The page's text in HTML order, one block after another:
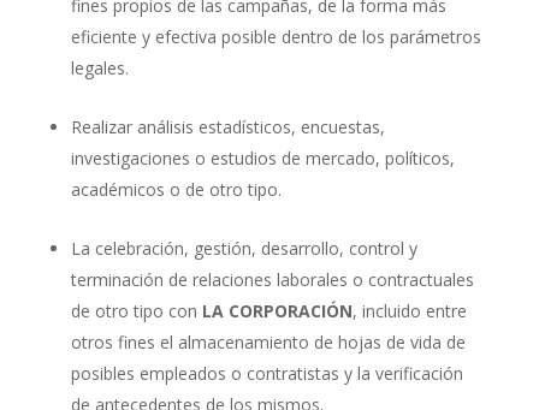
fines propios de las campañas, de la forma más
eficiente y efectiva posible dentro de los parámetros
legales.
Realizar análisis estadísticos, encuestas,
investigaciones o estudios de mercado, políticos,
académicos o de otro tipo.
La celebración, gestión, desarrollo, control y
terminación de relaciones laborales o contractuales
de otro tipo con LA CORPORACIÓN, incluido entre
otros fines el almacenamiento de hojas de vida de
posibles empleados o contratistas y la verificación
de antecedentes de los mismos.